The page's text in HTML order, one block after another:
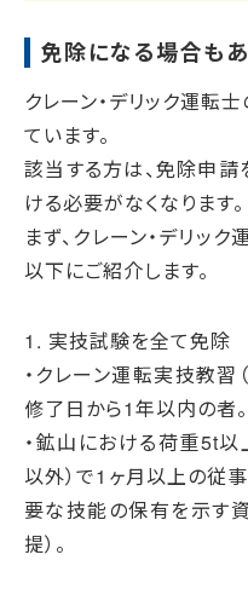
免除になる場合も
クレーン・デリック運転
ています。
該当する方は、免除申
ける必要がなくなります。
まず、クレーン・デリッ
以下にご紹介します。
1. 実技試験を全て免除
・クレーン運転実技教習
修了日から1年以内の者。
・鉱山における荷重5t
以外）で1ヶ月以上の従
要な技能の保有を示す
提）。